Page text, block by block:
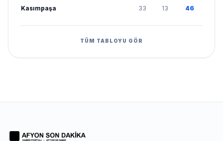
Kasımpaşa 33 13 46
TÜM TABLOYU GÖR